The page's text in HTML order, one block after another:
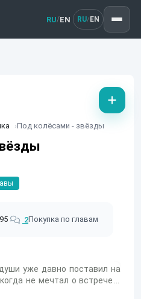
RU/EN RU/ EN
Под колёсами - звёзды
2Покупка по главам
уже давно поставил на
не мечтал о встрече с
с прекрасными